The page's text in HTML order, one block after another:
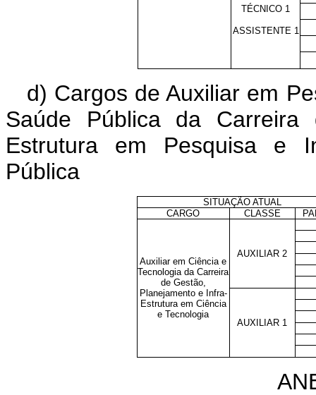
TÉCNICO 1
ASSISTENTE 1
d) Cargos de Auxiliar em
Saúde Pública da
Estrutura em Pesquisa e
Pública
SITUAÇÃO ATUAL
CARGO
CLASSE
Auxiliar em Ciência e
Tecnologia da Carreira
de Gestão,
Planejamento e Infra-
Estrutura em Ciência
e Tecnologia
AUXILIAR 2
AUXILIAR 1